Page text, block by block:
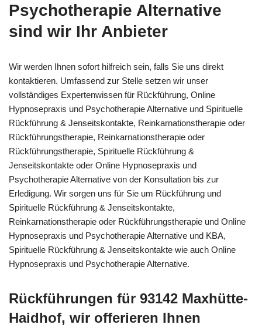
Psychotherapie Alternative
sind wir Ihr Anbieter
Wir werden Ihnen sofort hilfreich sein, falls Sie uns direkt
kontaktieren. Umfassend zur Stelle setzen wir unser
vollständiges Expertenwissen für Rückführung, Online
Hypnosepraxis und Psychotherapie Alternative und Spirituelle
Rückführung & Jenseitskontakte, Reinkarnationstherapie oder
Rückführungstherapie, Reinkarnationstherapie oder
Rückführungstherapie, Spirituelle Rückführung &
Jenseitskontakte oder Online Hypnosepraxis und
Psychotherapie Alternative von der Konsultation bis zur
Erledigung. Wir sorgen uns für Sie um Rückführung und
Spirituelle Rückführung & Jenseitskontakte,
Reinkarnationstherapie oder Rückführungstherapie und Online
Hypnosepraxis und Psychotherapie Alternative und KBA,
Spirituelle Rückführung & Jenseitskontakte wie auch Online
Hypnosepraxis und Psychotherapie Alternative.
Rückführungen für 93142 Maxhütte-
Haidhof, wir offerieren Ihnen